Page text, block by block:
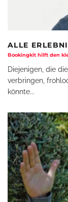
ALLE
Bookingkit hilft den
Diejenigen, die
verbringen,
könnte...